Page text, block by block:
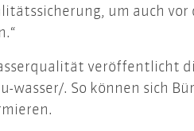
um auch
veröffentlicht
wasser/. So können sich